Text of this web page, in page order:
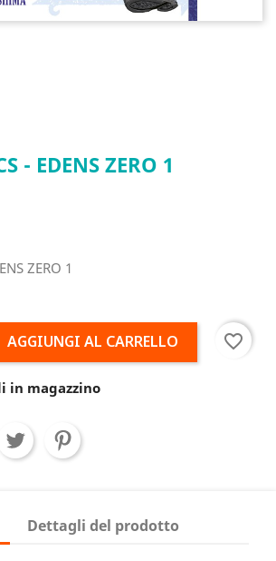
- EDENS ZERO 1
ZERO 1
AGGIUNGI AL CARRELLO favorite_border
in magazzino
Dettagli del prodotto